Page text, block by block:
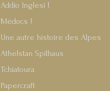
Addio Inglesi !
Médocs !
Une autre histoire des Alpes
Athelstan Spilhaus
Tchiatoura
Papercraft